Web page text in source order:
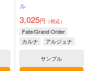
ル
3,025円 （税込）
Fate/Grand Order
カルナ
アルジュナ
サンプル